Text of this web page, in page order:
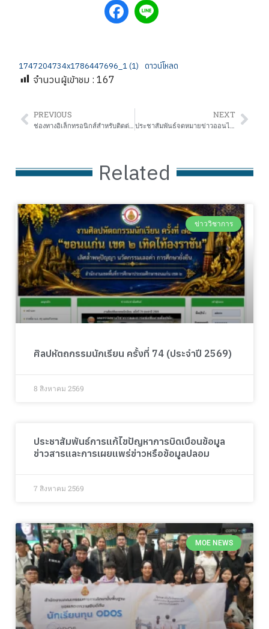
1747204734x1786447696_1 (1) ดาวน์โหลด
จำนวนผู้เข้าชม : 167
PREVIOUS NEXT
Related
ข่าววิชาการ
ศิลปหัตถกรรมนักเรียน ครั้งที่ 74 (ประจำปี 2569)
8 สิงหาคม 2569
ประชาสัมพันธ์การแก้ไขปัญหาการบิดเบือนข้อมูล
ข่าวสารและการเผยแพร่ข่าวหรือข้อมูลปลอม
7 สิงหาคม 2569
MOE NEWS